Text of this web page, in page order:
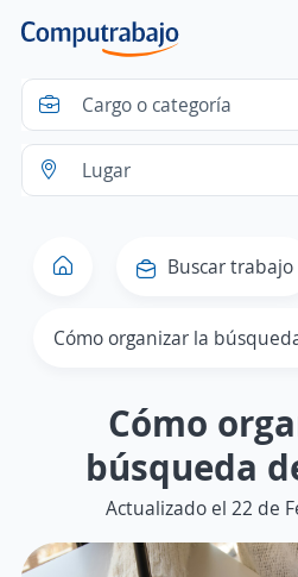
Buscar trabajo
Cómo organizar la
Cómo
búsqueda
Actualizado el 22 de